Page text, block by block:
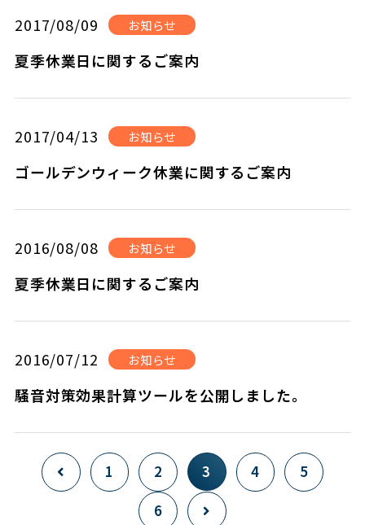
2017/08/09 お知らせ
夏季休業日に関するご案内
2017/04/13 お知らせ
ゴールデンウィーク休業に関するご案内
2016/08/08 お知らせ
夏季休業日に関するご案内
2016/07/12 お知らせ
騒音対策効果計算ツールを公開しました。
1 2 3 4
5
6